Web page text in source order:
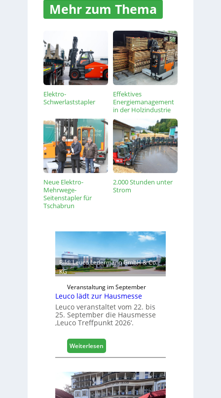
Mehr zum Thema
Elektro-
Schwerlaststapler
Effektives
Energiemanagement
in der Holzindustrie
Neue Elektro-
Mehrwege-
Seitenstapler für
Tschabrun
2.000 Stunden unter
Strom
Bild: Leuco Ledermann GmbH & Co.
KG
Veranstaltung im September
Leuco lädt zur Hausmesse
Leuco veranstaltet vom 22. bis
25. September die Hausmesse
‚Leuco Treffpunkt 2026‘.
Weiterlesen:
L
u
c
o